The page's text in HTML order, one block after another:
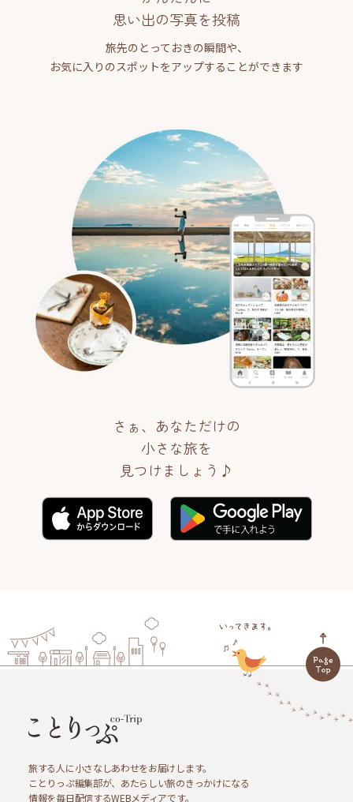
思い出の写真を投稿
旅先のとっておきの瞬間や、
お気に入りのスポットをアップすることができます
さぁ、あなただけの
小さな旅を
見つけましょう♪
旅する人に小さなしあわせをお届けします。
ことりっぷ編集部が、あたらしい旅のきっかけになる
情報を毎日配信するWEBメディアです。